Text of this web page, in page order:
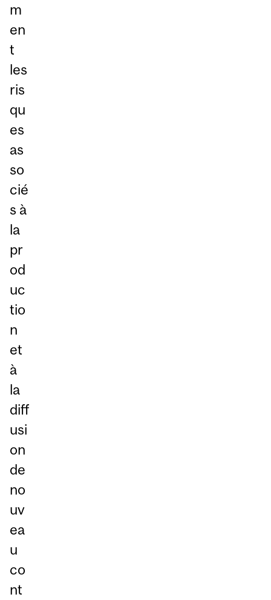
m
en
t
les
ris
qu
es
as
so
cié
s à
la
pr
od
uc
tio
n
et
à
la
diff
usi
on
de
no
uv
ea
u
co
nt